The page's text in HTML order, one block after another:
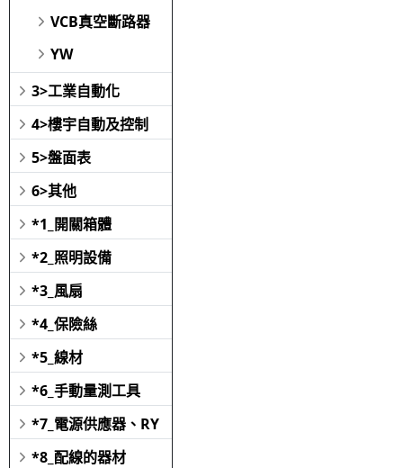
VCB真空斷路器
YW
3>工業自動化
4>樓宇自動及控制
5>盤面表
6>其他
*1_開關箱體
*2_照明設備
*3_風扇
*4_保險絲
*5_線材
*6_手動量測工具
*7_電源供應器、RY
*8_配線的器材